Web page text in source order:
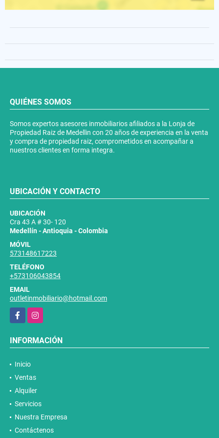
QUIÉNES SOMOS
Somos expertos asesores inmobiliarios afiliados a la Lonja de
Propiedad Raiz de Medellin con 20 años de experiencia en la venta
y compra de propiedad raiz, comprometidos en acompañar a
nuestros clientes en forma integra.
UBICACIÓN Y CONTACTO
UBICACIÓN
Cra 43 A # 30- 120
Medellín - Antioquia - Colombia
MÓVIL
573148617223
TELÉFONO
+573106043854
EMAIL
outletinmobiliario@hotmail.com
FacebookInstagram
INFORMACIÓN
Inicio
Ventas
Alquiler
Servicios
Nuestra Empresa
Contáctenos